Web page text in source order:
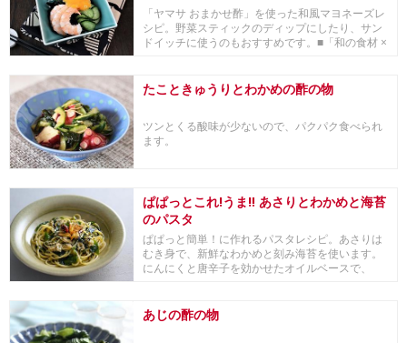
「ヤマサ おまかせ酢」を使った和風マヨネーズレ
シピ。野菜スティックのディップにしたり、サン
ドイッチに使うのもおすすめです。■「和の食材 ×
たこときゅうりとわかめの酢の物
ツンとくる酸味が少ないので、パクパク食べられ
ます。
ぱぱっとこれ!うま‼ あさりとわかめと海苔
のパスタ
ぱぱっと簡単！に作れるパスタレシピ。あさりは
むき身で、新鮮なわかめと刻み海苔を使います。
にんにくと唐辛子を効かせたオイルベースで、
あじの酢の物